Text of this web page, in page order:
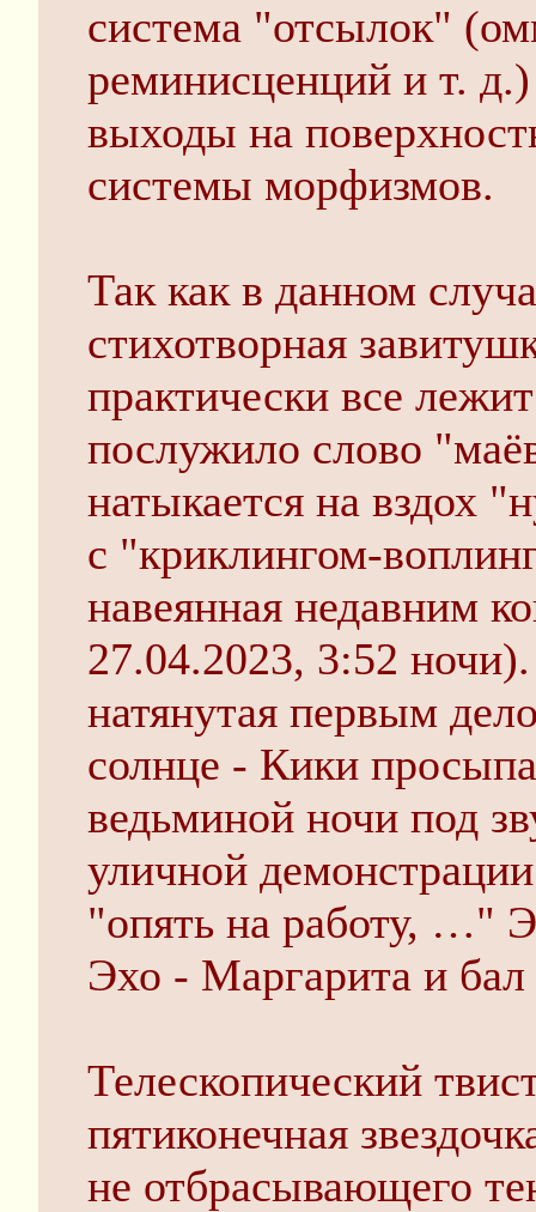
система "отсылок"
реминисценций и т.
выходы на
системы морфизмов.
Так как в данном
стихотворная
практически все
послужило слово
натыкается на вздох
с "криклингом-
навеянная недавним
27.04.2023, 3:52
натянутая первым
солнце - Кики
ведьминой ночи под
уличной
"опять на работу, …"
Эхо - Маргарита и бал
Телескопический
пятиконечная
не отбрасывающего